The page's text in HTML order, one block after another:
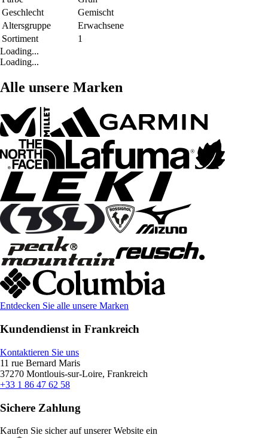
Geschlecht
Gemischt
Altersgruppe
Erwachsene
Sortiment
1
Loading...
Loading...
Alle unsere Marken
Entdecken Sie alle unsere Marken
Kundendienst in Frankreich
Kontaktieren Sie uns
11 rue Bernard Maris
37270 Montlouis-sur-Loire, Frankreich
+33 1 86 47 62 58
Sichere Zahlung
Kaufen Sie sicher auf unserer Website ein